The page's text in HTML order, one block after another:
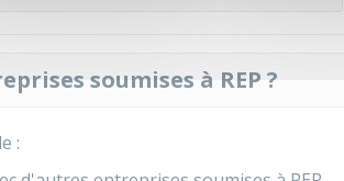
soumises à REP ?
: